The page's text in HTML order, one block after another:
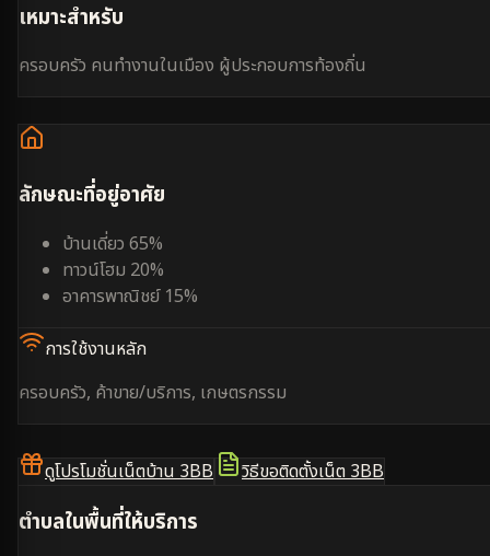
เหมาะสำหรับ
ครอบครัว คนทำงานในเมือง ผู้ประกอบการท้องถิ่น
ลักษณะที่อยู่อาศัย
บ้านเดี่ยว 65%
ทาวน์โฮม 20%
อาคารพาณิชย์ 15%
การใช้งานหลัก
ครอบครัว, ค้าขาย/บริการ, เกษตรกรรม
ดูโปรโมชั่นเน็ตบ้าน 3BB วิธีขอติดตั้งเน็ต 3BB
ตำบลในพื้นที่ให้บริการ